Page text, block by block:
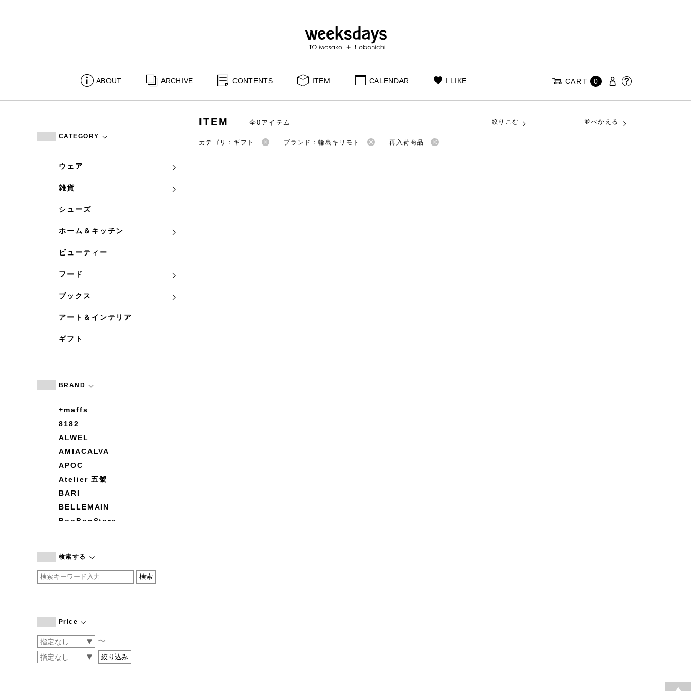
ABOUT ARCHIVE CONTENTS ITEM CALENDAR I LIKE CART 0
CATEGORY
ウェア
雑貨
シューズ
ホーム＆キッチン
ビューティー
フード
ブックス
アート＆インテリア
ギフト
BRAND
+maffs
8182
ALWEL
AMIACALVA
APOC
Atelier 五號
BARI
BELLEMAIN
BonBonStore
by basics
CATWORTH
COGTHEBIGSMOKE
CONVERSE
DEAN & DELUCA
検索する
Price
〜
ITEM 全0アイテム 絞りこむ 並べかえる
カテゴリ：ギフト ブランド：輪島キリモト 再入荷商品